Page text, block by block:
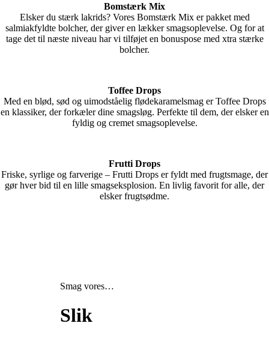
Bomstærk Mix
Elsker du stærk lakrids? Vores Bomstærk Mix er pakket med
salmiakfyldte bolcher, der giver en lækker smagsoplevelse. Og for at
tage det til næste niveau har vi tilføjet en bonuspose med xtra stærke
bolcher.
Toffee Drops
Med en blød, sød og uimodståelig flødekaramelsmag er Toffee Drops
en klassiker, der forkæler dine smagsløg. Perfekte til dem, der elsker en
fyldig og cremet smagsoplevelse.
Frutti Drops
Friske, syrlige og farverige – Frutti Drops er fyldt med frugtsmage, der
gør hver bid til en lille smagseksplosion. En livlig favorit for alle, der
elsker frugtsødme.
Smag vores…
Slik